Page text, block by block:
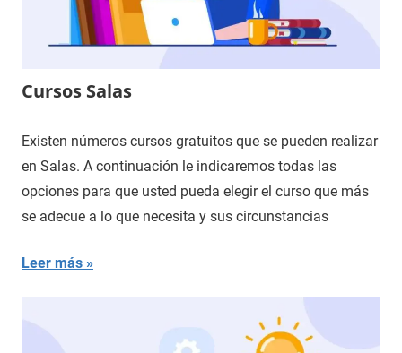
Cursos Salas
Existen números cursos gratuitos que se pueden realizar
en Salas. A continuación le indicaremos todas las
opciones para que usted pueda elegir el curso que más
se adecue a lo que necesita y sus circunstancias
Leer más